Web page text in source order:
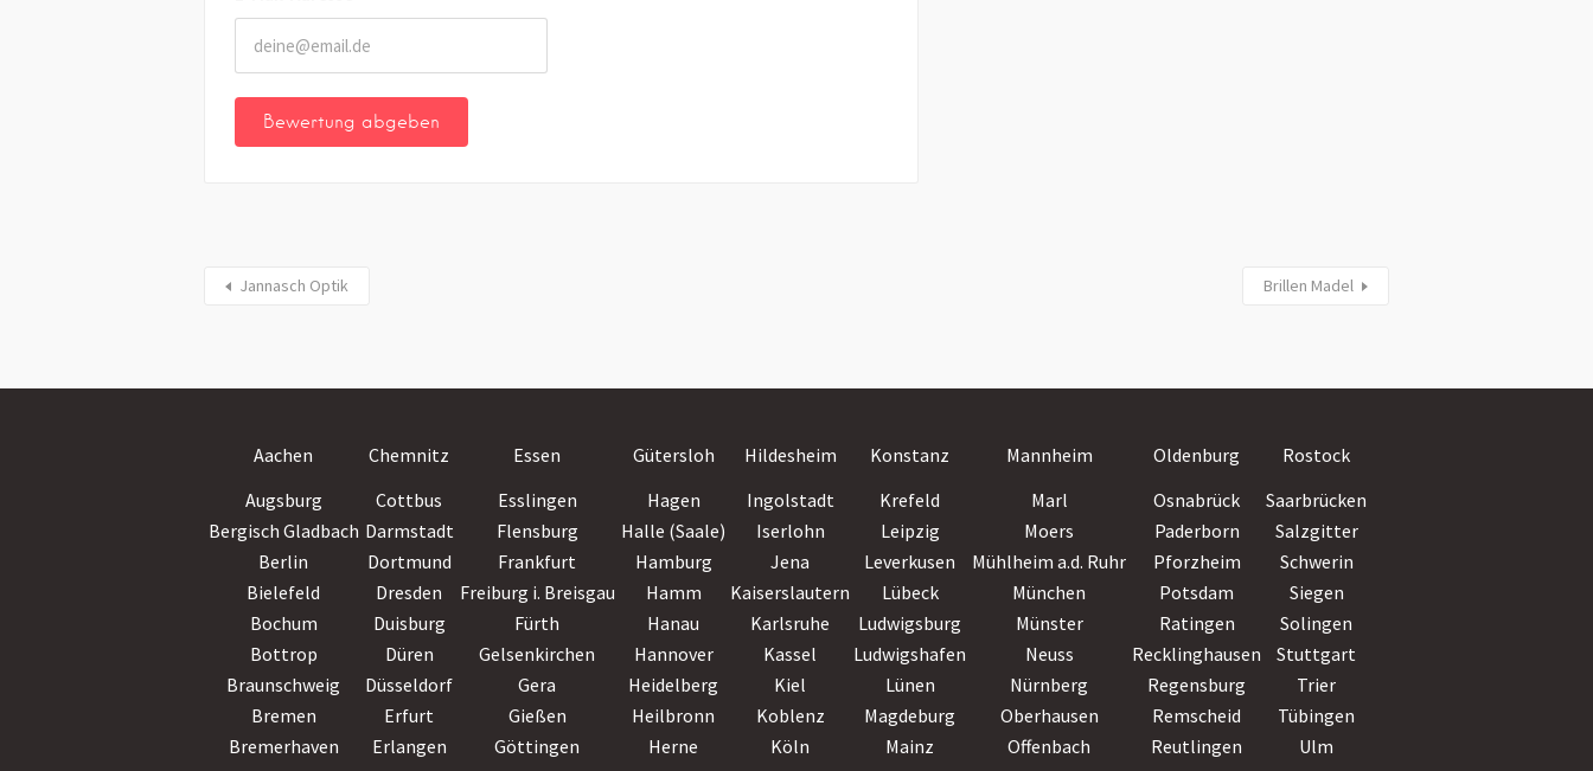
Jannasch Optik Brillen Madel
Aachen Chemnitz Essen Gütersloh Hildesheim Konstanz Mannheim Oldenburg Rostock
Augsburg
Cottbus Esslingen Hagen Ingolstadt Krefeld Marl Osnabrück Saarbrücken
Bergisch Gladbach Darmstadt Flensburg Halle (Saale) Iserlohn Leipzig Moers Paderborn Salzgitter
Berlin
Dortmund Frankfurt Hamburg Jena Leverkusen Mühlheim a.d. Ruhr Pforzheim Schwerin
Bielefeld
Dresden Freiburg i. Breisgau Hamm Kaiserslautern Lübeck München Potsdam Siegen
Bochum
Duisburg Fürth Hanau Karlsruhe Ludwigsburg Münster Ratingen Solingen
Bottrop
Düren Gelsenkirchen Hannover Kassel Ludwigshafen Neuss Recklinghausen Stuttgart
Braunschweig
Düsseldorf Gera Heidelberg Kiel Lünen Nürnberg Regensburg Trier
Bremen
Erfurt Gießen Heilbronn Koblenz Magdeburg Oberhausen Remscheid
Tübingen
Bremerhaven
Erlangen Göttingen Herne Köln Mainz Offenbach Reutlingen Ulm